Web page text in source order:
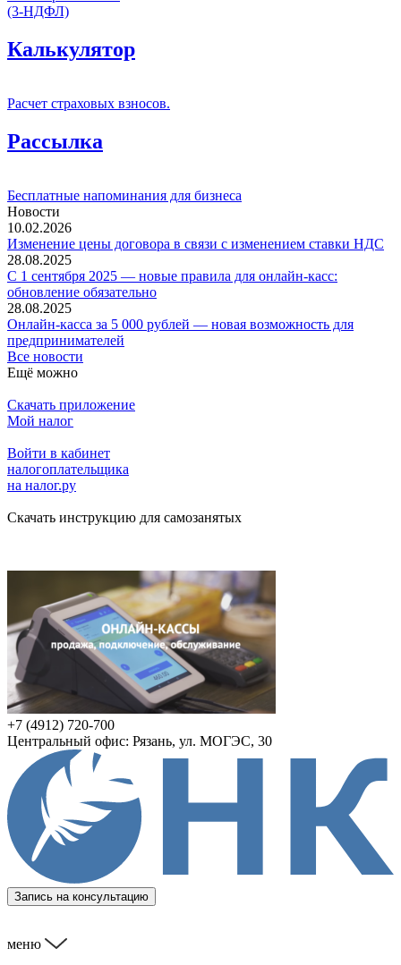
(3-НДФЛ)
Калькулятор
Расчет страховых взносов.
Рассылка
Бесплатные напоминания для бизнеса
Новости
10.02.2026
Изменение цены договора в связи с изменением ставки НДС
28.08.2025
С 1 сентября 2025 — новые правила для онлайн-касс:
обновление обязательно
28.08.2025
Онлайн-касса за 5 000 рублей — новая возможность для
предпринимателей
Все новости
Ещё можно
Скачать приложение
Мой налог
Войти в кабинет
налогоплательщика
на налог.ру
Скачать инструкцию для самозанятых
+7 (4912) 720-700
Центральный офис: Рязань, ул. МОГЭС, 30
Запись на консультацию
меню